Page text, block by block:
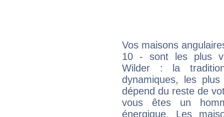
Vos maisons
10 - sont les plus
Wilder : la
dynamiques, les
dépend du reste de
vous êtes un
énergique. Les